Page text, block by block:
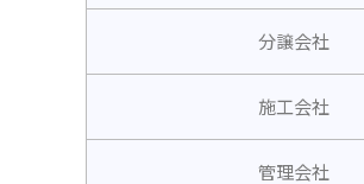
分譲会社
施工会社
管理会社